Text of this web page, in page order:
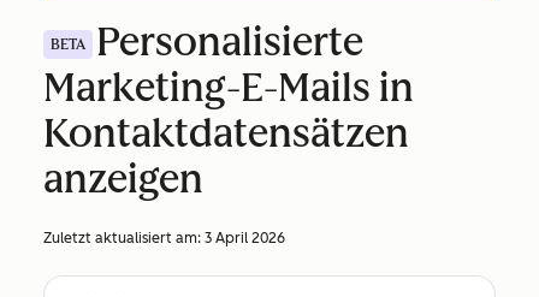
BETA
Personalisierte
Marketing-E-Mails in
Kontaktdatensätzen
anzeigen
Zuletzt aktualisiert am: 3 April 2026